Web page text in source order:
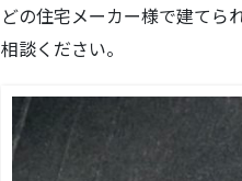
どの住宅メーカー様で建てら
相談ください。